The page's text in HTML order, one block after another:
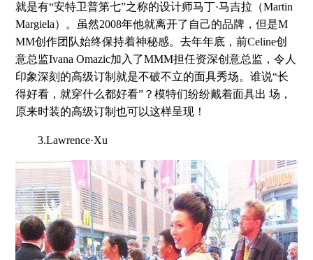
就是有“安特卫普第七”之称的设计师马丁·马吉拉（Martin
Margiela）。虽然2008年他就离开了自己的品牌，但是M
MM创作团队始终保持着神秘感。去年年底，前Celine创
意总监Ivana Omazic加入了MMM担任资深创意总监，令人
印象深刻的高级订制就是不破不立的面具秀场。谁说“长
得好看，就穿什么都好看”？模特们纷纷戴着面具出 场，
原来时装的高级订制也可以这样呈现！
3.Lawrence·Xu